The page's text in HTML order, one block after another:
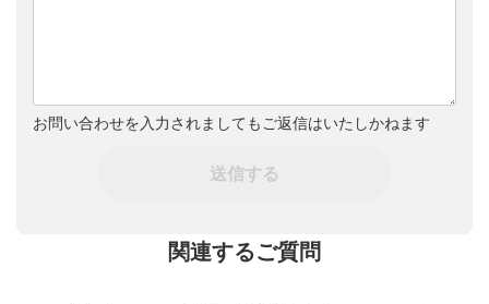
お問い合わせを入力されましてもご返信はいたしかねます
送信する
関連するご質問